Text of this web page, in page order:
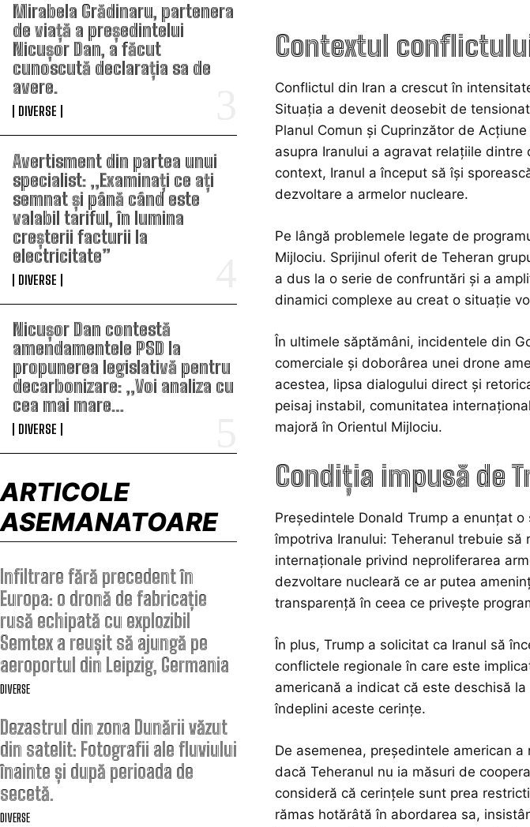
Mirabela Grădinaru, partenera
de viață a președintelui
Nicușor Dan, a făcut
cunoscută declarația sa de
avere.
DIVERSE
Avertisment din partea unui
specialist: „Examinați ce ați
semnat și până când este
valabil tariful, în lumina
creșterii facturii la
electricitate”
DIVERSE
Nicușor Dan contestă
amendamentele PSD la
propunerea legislativă pentru
decarbonizare: „Voi analiza cu
cea mai mare…
DIVERSE
ARTICOLE
ASEMANATOARE
Infiltrare fără precedent în
Europa: o dronă de fabricație
rusă echipată cu explozibil
Semtex a reușit să ajungă pe
aeroportul din Leipzig, Germania
DIVERSE
Dezastrul din zona Dunării văzut
din satelit: Fotografii ale fluviului
înainte și după perioada de
secetă.
DIVERSE
Contextul
Conflictul din Iran a crescut în
Situația a devenit deosebit de
Planul Comun și Cuprinzător de
asupra Iranului a agravat relațiile
context, Iranul a început să își
dezvoltare a armelor nucleare.
Pe lângă problemele legate de
Mijlociu. Sprijinul oferit de Teheran
a dus la o serie de confruntări și a
dinamici complexe au creat o situație
În ultimele săptămâni, incidentele din
comerciale și doborârea unei drone
acestea, lipsa dialogului direct și
peisaj instabil, comunitatea
majoră în Orientul Mijlociu.
Condiția impusă de
Președintele Donald Trump a enunțat
împotriva Iranului: Teheranul trebuie
internaționale privind neproliferarea
dezvoltare nucleară ce ar putea
transparență în ceea ce privește
În plus, Trump a solicitat ca Iranul să
conflictele regionale în care este
americană a indicat că este deschisă
îndeplini aceste cerințe.
De asemenea, președintele american
dacă Teheranul nu ia măsuri de
consideră că cerințele sunt prea
rămas hotărâtă în abordarea sa,